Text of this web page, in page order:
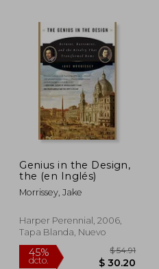
Genius in the Design,
the (en Inglés)
Morrissey, Jake
Harper Perennial, 2006,
Tapa Blanda, Nuevo